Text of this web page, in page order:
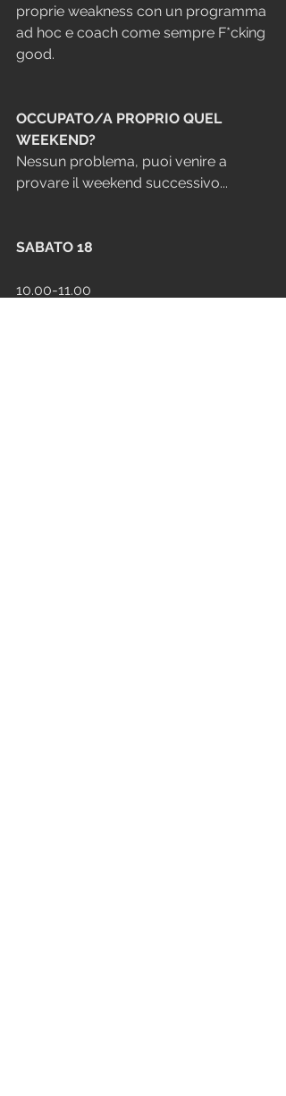
proprie weakness con un programma
ad hoc e coach come sempre F*cking
good.
OCCUPATO/A PROPRIO QUEL
WEEKEND?
Nessun problema, puoi venire a
provare il weekend successivo...
SABATO 18
10.00-11.00